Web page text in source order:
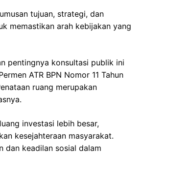
tujuan, strategi, dan
memastikan arah kebijakan yang
pentingnya konsultasi publik ini
ATR BPN Nomor 11 Tahun
ruang merupakan
investasi lebih besar,
kesejahteraan masyarakat.
dan keadilan sosial dalam